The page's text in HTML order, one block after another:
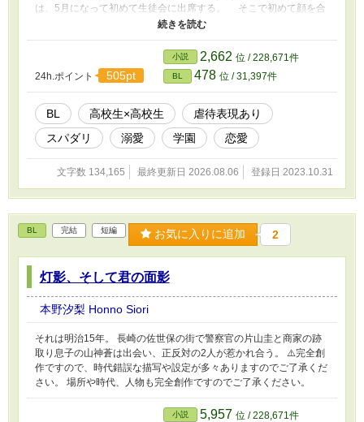
は、5月になって初めて生徒会に出席する。 そこで初めて顔を合
わせた、3年生の生徒会長（川中 蓮也）に一目惚れしてしまう。
全く関わりがない上に、引っ込み思案の山田有希は、急には声を掛
けられずにいた。 しかし、5月の末に行われる生徒総会の準備で
話すきっかけを得る。 同時に、一人暮らしの蓮也宅への訪問を
きっかけに、2人はだんだんと恋中を深めていく… ※主人公の2人
の思いが交互に話に出てきます。 分かりづらくて申し訳ありませ
ん。 新たにタイトルにどちらの目線の思いを書きました。 ※人物
の優しさを表現するために、君→くん、に変更しました。 血、グ
物あり、希死念慮主人公
24h.ポイント 505pt
小説 2,662 位 / 228,671件
BL 478 位 / 31,397件
BL 高校生×高校生
虐待表現あり
スパダリ
溺愛 学園 恋愛
文字数 134,165 最終更新日 2026.08.06 登録日 2023.10.31
BL 完結 短編 お気に入りに追加 2
灯影、そして君の面影
本野汐梨 Honno Siori
それは明治15年。 長崎の佐世保の街で警察官の片山圭と商家の跡
取り息子の山神蒼は出会い、正反対の2人が惹かれ合う。 ⚠️完全創
作ですので、時代錯誤な描写や設定が多々ありますのでご了承くだ
さい。 場所や時代、人物も完全創作ですのでご了承ください。
小説 5,957 位 / 228,671件